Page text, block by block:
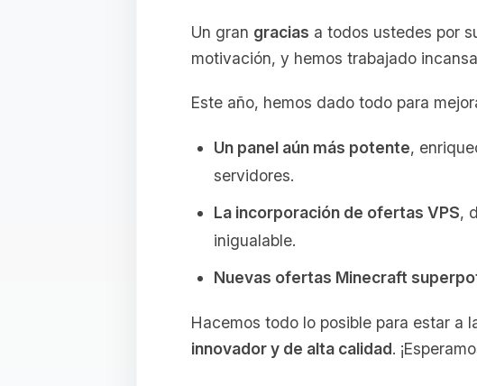
Un gran gracias a todos ustedes por
motivación, y hemos trabajado
Este año, hemos dado todo para
Un panel aún más potente,
servidores.
La incorporación de ofertas VPS,
inigualable.
Nuevas ofertas Minecraft
Hacemos todo lo posible para estar a
innovador y de alta calidad.